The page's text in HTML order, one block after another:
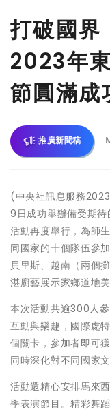
打破國界
2023年
節圓滿成
推廣新聞稿
(中央社訊息服務
9日成功舉辦備受期
活動再度舉行，為師
同國家的十個隊伍參
貝里斯、越南（兩個
湛廚藝展示家鄉道地
本次活動共逾300人
互動與樂趣，國際處
個關卡，參加者即可
同時深化對不同國家
活動還精心安排馬來
學表演節目。精彩舞